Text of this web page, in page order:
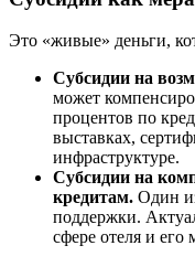
Это «живые» деньги,
Субсидии на
может
процентов по
выставках,
инфраструктуре.
Субсидии на
кредитам. Один
поддержки.
сфере отеля и его